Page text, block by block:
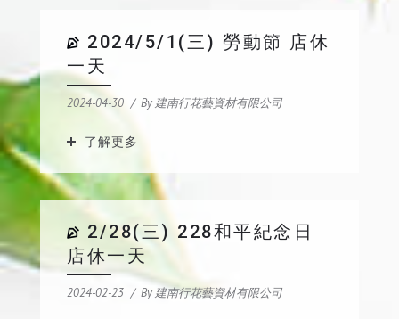
2024/5/1(三) 勞動節 店休
一天
2024-04-30 By 建南行花藝資材有限公司
了解更多
2/28(三) 228和平紀念日
店休一天
2024-02-23 By 建南行花藝資材有限公司